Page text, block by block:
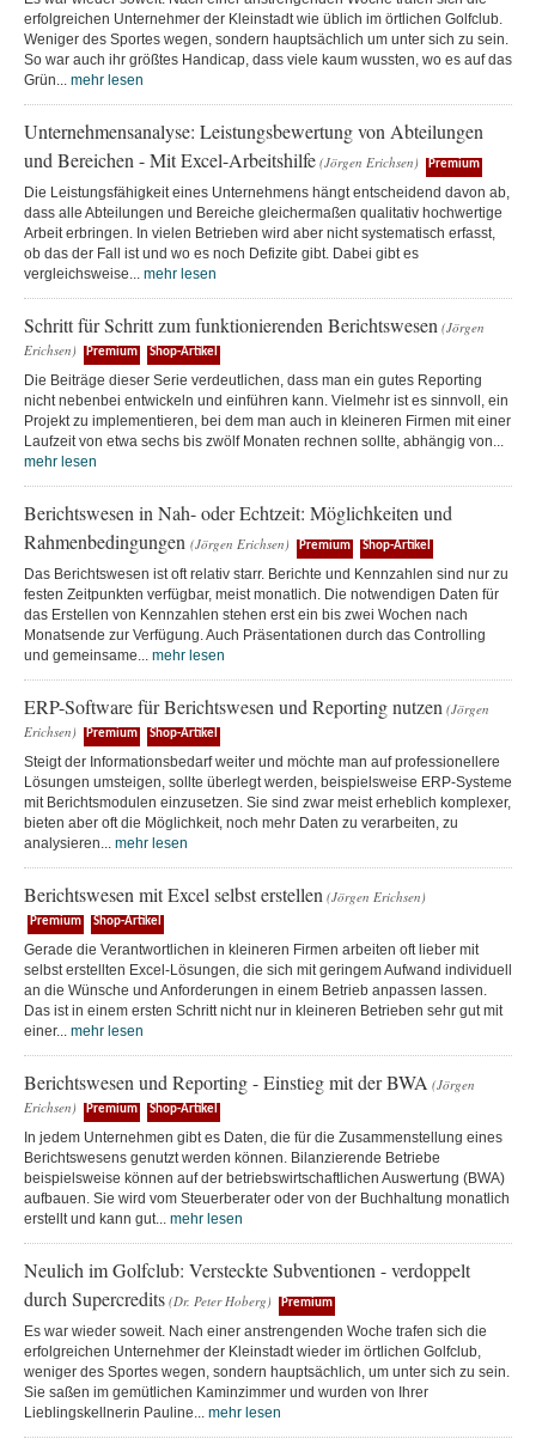
erfolgreichen Unternehmer der Kleinstadt wie üblich im örtlichen Golfclub.
Weniger des Sportes wegen, sondern hauptsächlich um unter sich zu sein.
So war auch ihr größtes Handicap, dass viele kaum wussten, wo es auf das
Grün... mehr lesen
Unternehmensanalyse: Leistungsbewertung von Abteilungen
und Bereichen - Mit Excel-Arbeitshilfe (Jörgen Erichsen) Premium
Die Leistungsfähigkeit eines Unternehmens hängt entscheidend davon ab,
dass alle Abteilungen und Bereiche gleichermaßen qualitativ hochwertige
Arbeit erbringen. In vielen Betrieben wird aber nicht systematisch erfasst,
ob das der Fall ist und wo es noch Defizite gibt. Dabei gibt es
vergleichsweise... mehr lesen
Schritt für Schritt zum funktionierenden Berichtswesen (Jörgen
Erichsen)
Premium Shop-Artikel
Die Beiträge dieser Serie verdeutlichen, dass man ein gutes Reporting
nicht nebenbei entwickeln und einführen kann. Vielmehr ist es sinnvoll, ein
Projekt zu implementieren, bei dem man auch in kleineren Firmen mit einer
Laufzeit von etwa sechs bis zwölf Monaten rechnen sollte, abhängig von...
mehr lesen
Berichtswesen in Nah- oder Echtzeit: Möglichkeiten und
Rahmenbedingungen (Jörgen Erichsen) Premium Shop-Artikel
Das Berichtswesen ist oft relativ starr. Berichte und Kennzahlen sind nur zu
festen Zeitpunkten verfügbar, meist monatlich. Die notwendigen Daten für
das Erstellen von Kennzahlen stehen erst ein bis zwei Wochen nach
Monatsende zur Verfügung. Auch Präsentationen durch das Controlling
und gemeinsame... mehr lesen
ERP-Software für Berichtswesen und Reporting nutzen (Jörgen
Erichsen)
Premium Shop-Artikel
Steigt der Informationsbedarf weiter und möchte man auf professionellere
Lösungen umsteigen, sollte überlegt werden, beispielsweise ERP-Systeme
mit Berichtsmodulen einzusetzen. Sie sind zwar meist erheblich komplexer,
bieten aber oft die Möglichkeit, noch mehr Daten zu verarbeiten, zu
analysieren... mehr lesen
Berichtswesen mit Excel selbst erstellen (Jörgen Erichsen)
Premium Shop-Artikel
Gerade die Verantwortlichen in kleineren Firmen arbeiten oft lieber mit
selbst erstellten Excel-Lösungen, die sich mit geringem Aufwand individuell
an die Wünsche und Anforderungen in einem Betrieb anpassen lassen.
Das ist in einem ersten Schritt nicht nur in kleineren Betrieben sehr gut mit
einer... mehr lesen
Berichtswesen und Reporting - Einstieg mit der BWA (Jörgen
Erichsen)
Premium Shop-Artikel
In jedem Unternehmen gibt es Daten, die für die Zusammenstellung eines
Berichtswesens genutzt werden können. Bilanzierende Betriebe
beispielsweise können auf der betriebswirtschaftlichen Auswertung (BWA)
aufbauen. Sie wird vom Steuerberater oder von der Buchhaltung monatlich
erstellt und kann gut... mehr lesen
Neulich im Golfclub: Versteckte Subventionen - verdoppelt
durch Supercredits (Dr. Peter Hoberg) Premium
Es war wieder soweit. Nach einer anstrengenden Woche trafen sich die
erfolgreichen Unternehmer der Kleinstadt wieder im örtlichen Golfclub,
weniger des Sportes wegen, sondern hauptsächlich, um unter sich zu sein.
Sie saßen im gemütlichen Kaminzimmer und wurden von Ihrer
Lieblingskellnerin Pauline... mehr lesen